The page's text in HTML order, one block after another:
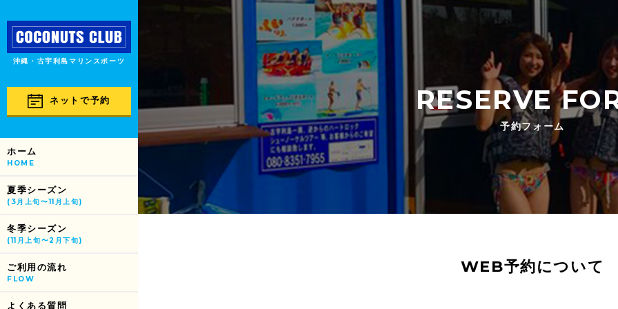
沖縄・古宇利島マリンスポーツ
ネットで予約
ホーム
HOME
夏季シーズン
(3月上旬〜11月上旬)
冬季シーズン
(11月上旬〜2月下旬)
ご利用の流れ
FLOW
よくある質問
RESERVE
予約フォーム
WEB予約について